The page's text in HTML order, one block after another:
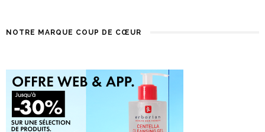
NOTRE MARQUE COUP DE CŒUR